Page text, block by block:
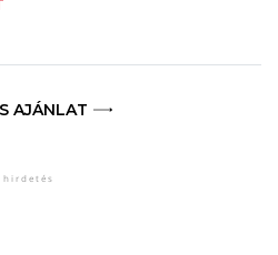
AJÁNLAT